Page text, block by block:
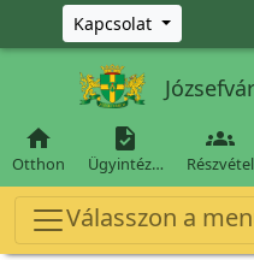
Ugrás a fő tartalomra
Kapcsolat

Otthon

Ügyintéz…

Részvétel
Válasszon a